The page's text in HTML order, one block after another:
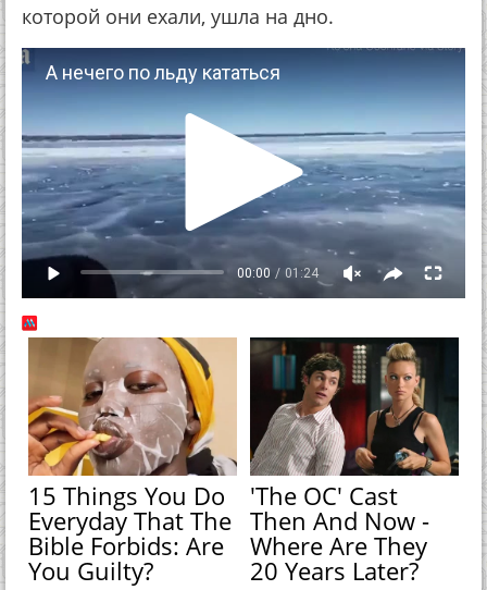
которой они ехали, ушла на дно.
15 Things You Do
Everyday That The
Bible Forbids: Are
You Guilty?
'The OC' Cast
Then And Now -
Where Are They
20 Years Later?